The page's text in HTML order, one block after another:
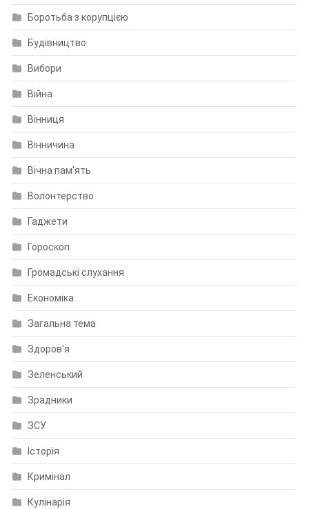
Боротьба з корупцією
Будівництво
Вибори
Війна
Вінниця
Вінничина
Вічна пам'ять
Волонтерство
Гаджети
Гороскоп
Громадські слухання
Економіка
Загальна тема
Здоров'я
Зеленський
Зрадники
ЗСУ
Історія
Кримінал
Кулінарія